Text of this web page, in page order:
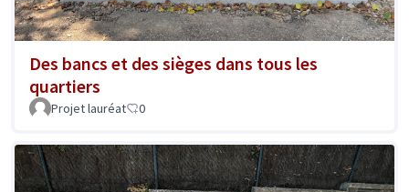
Des bancs et des sièges dans tous les
quartiers
Projet lauréat 0